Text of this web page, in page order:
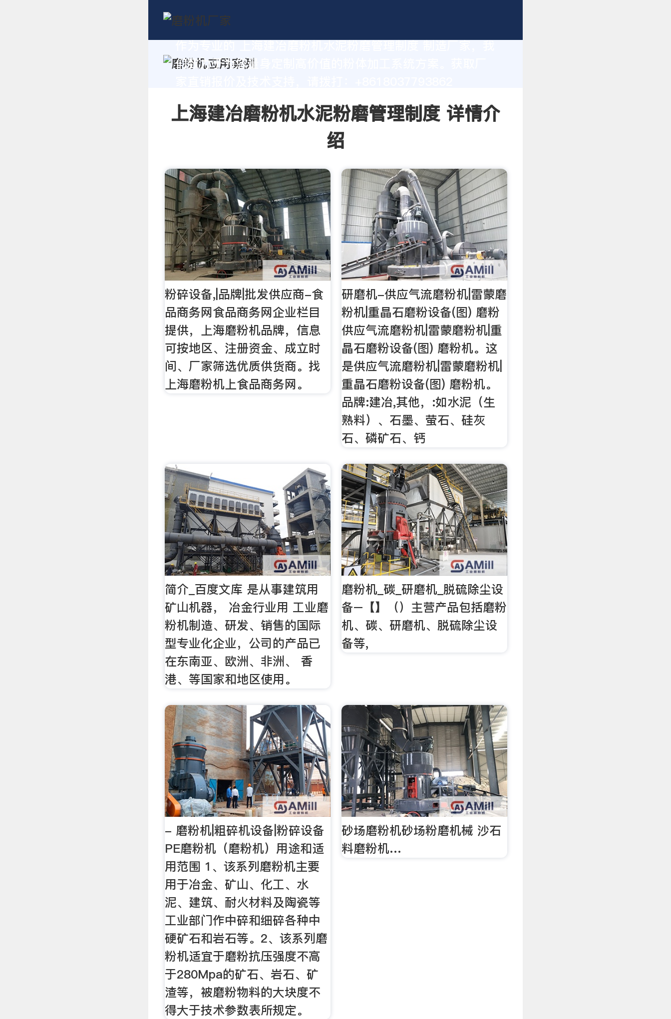
们致力于为您量身定制高价值的粉体加工系统方案。获取厂
上海建冶磨粉机水泥粉磨管理制度 详情介
绍
粉碎设备,|品牌|批发供应商-食
品商务网食品商务网企业栏目
提供，上海磨粉机品牌，信息
可按地区、注册资金、成立时
间、厂家筛选优质供货商。找
上海磨粉机上食品商务网。
研磨机-供应气流磨粉机|雷蒙磨
粉机|重晶石磨粉设备(图) 磨粉
供应气流磨粉机|雷蒙磨粉机|重
晶石磨粉设备(图) 磨粉机。这
是供应气流磨粉机|雷蒙磨粉机|
重晶石磨粉设备(图) 磨粉机。
品牌:建冶,其他，:如水泥（生
熟料）、石墨、萤石、硅灰
石、磷矿石、钙
简介_百度文库 是从事建筑用
矿山机器， 冶金行业用 工业磨
粉机制造、研发、销售的国际
型专业化企业，公司的产品已
在东南亚、欧洲、非洲、 香
港、等国家和地区使用。
磨粉机_碳_研磨机_脱硫除尘设
备–【】（）主营产品包括磨粉
机、碳、研磨机、脱硫除尘设
备等,
- 磨粉机|粗碎机设备|粉碎设备
PE磨粉机（磨粉机）用途和适
用范围 1、该系列磨粉机主要
用于冶金、矿山、化工、水
泥、建筑、耐火材料及陶瓷等
工业部门作中碎和细碎各种中
硬矿石和岩石等。2、该系列磨
粉机适宜于磨粉抗压强度不高
于280Mpa的矿石、岩石、矿
渣等，被磨粉物料的大块度不
得大于技术参数表所规定。
砂场磨粉机砂场粉磨机械 沙石
料磨粉机…